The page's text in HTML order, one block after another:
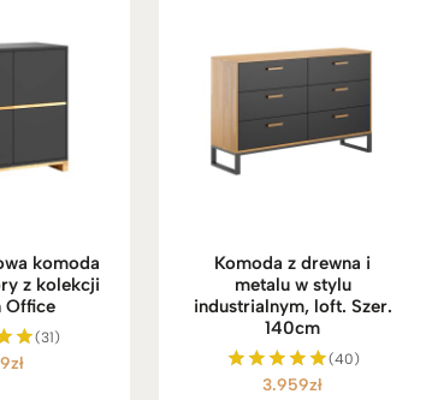
komoda
z kolekcji
Office
(31)
zł
Komoda z drewna i
metalu w stylu
industrialnym, loft. Szer.
140cm
Oceniono
(40)
3.959zł